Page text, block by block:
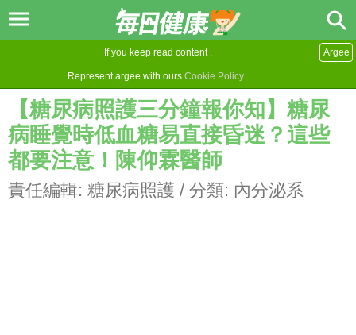
If you keep read content ,
Represent argee with ours Cookie Policy .
Argee
【糖尿病照護三分鐘報你知】糖尿
病睡覺時低血糖易直接昏迷？這些
都要注意！陳仰霖醫師
責任編輯: 糖尿病照護 / 分類: 內分泌系